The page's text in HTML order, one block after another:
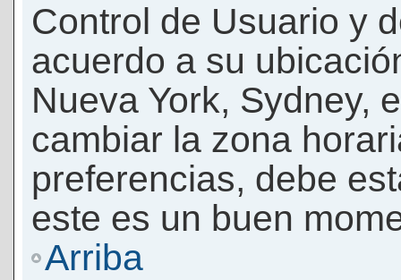
Control de Usuario y
acuerdo a su
Nueva York, Sydney,
cambiar la zona
preferencias, debe
este es un buen
Arriba